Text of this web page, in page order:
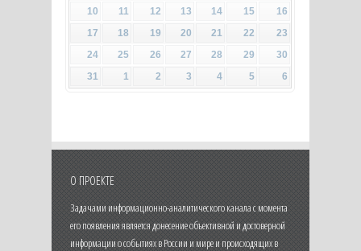
10
11 12 13 14 15
16
17
18 19 20 21 22
23
24
25 26 27 28 29
30
31
1 2 3 4 5 6
О ПРОЕКТЕ
Задачами информационно-аналитического канала с момента
его появления является донесение объективной и достоверной
информации о событиях в России и мире и происходящих в